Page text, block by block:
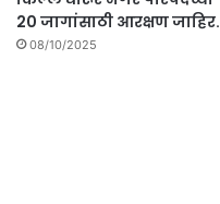
20 जागांसाठी आरक्षण जाहिर.
08/10/2025